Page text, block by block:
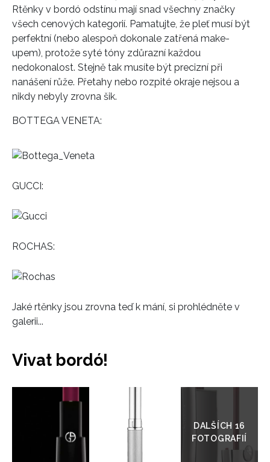
Rtěnky v bordó odstínu mají snad všechny značky
všech cenových kategorií. Pamatujte, že pleť musí být
perfektní (nebo alespoň dokonale zatřená make-
upem), protože syté tóny zdůrazní každou
nedokonalost. Stejně tak musíte být precizní při
nanášení růže. Přetahy nebo rozpité okraje nejsou a
nikdy nebyly zrovna šik.
BOTTEGA VENETA:
GUCCI:
ROCHAS:
Jaké rtěnky jsou zrovna teď k mání, si prohlédněte v
galerii...
Vivat bordó!
galerie